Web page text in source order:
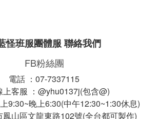
怪班服團體服 聯絡我們
FB粉絲團
電話 ：07-7337115
上客服 ：@yhu0137j(包含@)
9:30~晚上6:30(中午12:30~1:30休息)
鳳山區文龍東路102號(全台都可製作)